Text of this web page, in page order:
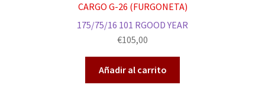
CARGO G-26 (FURGONETA)
175/75/16 101 RGOOD YEAR
€105,00
Añadir al carrito